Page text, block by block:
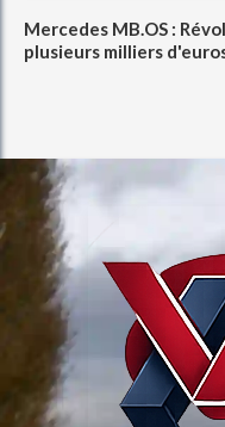
Mercedes MB.OS :
plusieurs milliers